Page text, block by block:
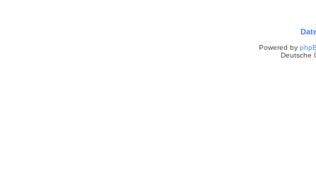
Powered by
Deutsche